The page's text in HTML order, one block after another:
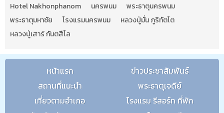
Hotel Nakhonphanom
นครพนม
พระธาตุนครพนม
พระธาตุมหาชัย
โรงแรมนครพนม
หลวงปู่มั่น ภูริทัตโต
หลวงปู่เสาร์ กันตสีโล
หน้าแรก
ข่าวประชาสัมพันธ์
สถานที่แนะนำ
พระธาตุเจดีย์
เที่ยวตามอำเภอ
โรงแรม รีสอร์ท ที่พัก